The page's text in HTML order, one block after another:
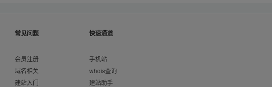
常见问题
会员注册
域名相关
建站入门
快速通道
手机站
whois查询
建站助手